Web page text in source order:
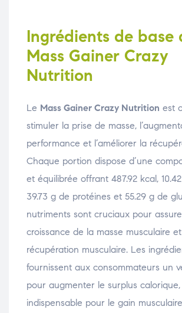
Ingrédients de base
Mass Gainer Crazy
Nutrition
Le Mass Gainer Crazy Nutrition est
stimuler la prise de masse,
performance et l’améliorer la
Chaque portion dispose d’une
et équilibrée offrant 487.92 kcal,
39.73 g de protéines et 55.29 g de
nutriments sont cruciaux pour
croissance de la masse musculaire
récupération musculaire. Les
fournissent aux consommateurs un
pour augmenter le surplus calorique,
indispensable pour le gain